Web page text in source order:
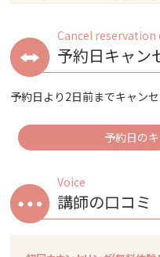
Cancel reservation
予約日キャン
予約日より2日前までキャン
予約日の
Voice
講師の口コミ